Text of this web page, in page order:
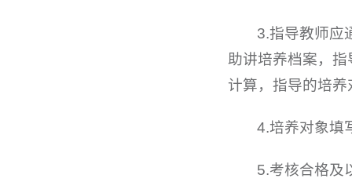
3.指导教师应
助讲培养档案，
计算，指导的培
4.培养对象填
5.考核合格及